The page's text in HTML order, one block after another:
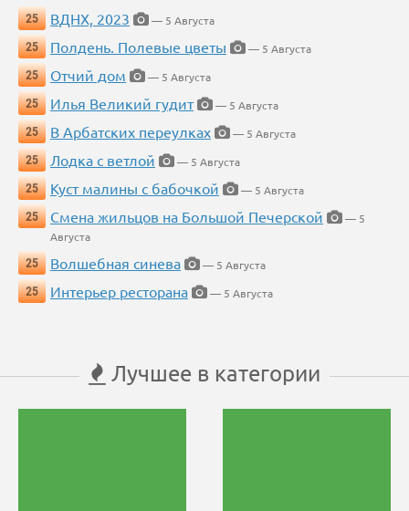
25 ВДНХ, 2023
— 5 Августа
25
Полдень. Полевые цветы
— 5 Августа
25
Отчий дом
— 5 Августа
25
Илья Великий гудит
— 5 Августа
25
В Арбатских переулках
— 5 Августа
25
Лодка с ветлой
— 5 Августа
25
Куст малины с бабочкой
— 5 Августа
25
Смена жильцов на Большой Печерской
— 5
Августа
25
Волшебная синева
— 5 Августа
25
Интерьер ресторана — 5 Августа
Лучшее в категории